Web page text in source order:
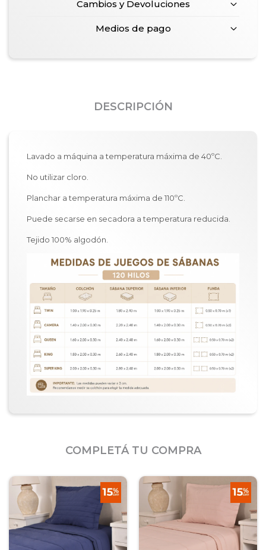
Cambios y Devoluciones
Medios de pago
DESCRIPCIÓN
Lavado a máquina a temperatura máxima de 40ºC.
No utilizar cloro.
Planchar a temperatura máxima de 110ºC.
Puede secarse en secadora a temperatura reducida.
Tejido 100% algodón.
COMPLETÁ TU COMPRA